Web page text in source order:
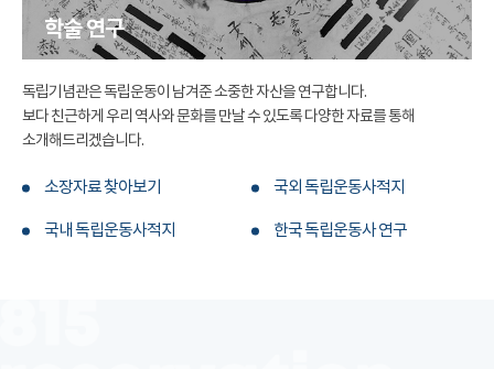
학술 연구
독립기념관은 독립운동이 남겨준 소중한 자산을 연구합니다.
보다 친근하게 우리 역사와 문화를 만날 수 있도록 다양한 자료를 통해
소개해드리겠습니다.
소장자료 찾아보기 국외 독립운동사적지
국내 독립운동사적지 한국 독립운동사 연구